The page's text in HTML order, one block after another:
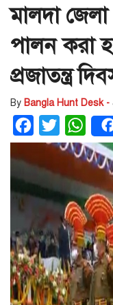
মালদা
পালন করা
প্রজাতন্ত্র
By Bangla Hunt Desk -
Facebook
Twitter